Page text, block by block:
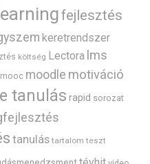
fejlesztés
keretrendszer
költség Lectora lms
mooc moodle motiváció
tanulás rapid sorozat
tanulás tartalom teszt